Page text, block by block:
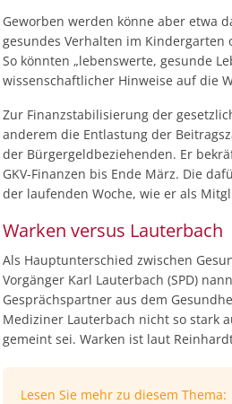
Geworben werden könne aber etwa
gesundes Verhalten im
So könnten „lebenswerte, gesunde
wissenschaftlicher Hinweise auf die
Zur Finanzstabilisierung der
anderem die Entlastung der
der Bürgergeldbeziehenden. Er
GKV-Finanzen bis Ende März. Die
der laufenden Woche, wie er als
Warken versus Lauterbach
Als Hauptunterschied zwischen
Vorgänger Karl Lauterbach (SPD)
Gesprächspartner aus dem
Mediziner Lauterbach nicht so stark
gemeint sei. Warken ist laut
Lesen Sie mehr zu diesem Thema: